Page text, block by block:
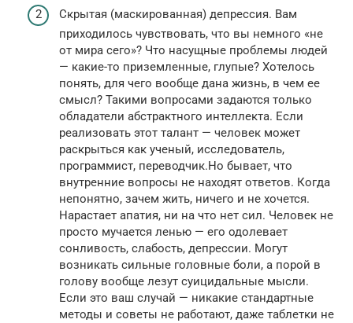
Скрытая (маскированная) депрессия. Вам
приходилось чувствовать, что вы немного «не
от мира сего»? Что насущные проблемы людей
— какие-то приземленные, глупые? Хотелось
понять, для чего вообще дана жизнь, в чем ее
смысл? Такими вопросами задаются только
обладатели абстрактного интеллекта. Если
реализовать этот талант — человек может
раскрыться как ученый, исследователь,
программист, переводчик.Но бывает, что
внутренние вопросы не находят ответов. Когда
непонятно, зачем жить, ничего и не хочется.
Нарастает апатия, ни на что нет сил. Человек не
просто мучается ленью — его одолевает
сонливость, слабость, депрессии. Могут
возникать сильные головные боли, а порой в
голову вообще лезут суицидальные мысли.
Если это ваш случай — никакие стандартные
методы и советы не работают, даже таблетки не